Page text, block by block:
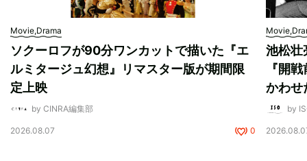
Movie,Drama
ソクーロフが90分ワンカットで描いた『エ
ルミタージュ幻想』リマスター版が期間限
定上映
by CINRA編集部
2026.08.07 0
池松壮
『開
かわせ
by